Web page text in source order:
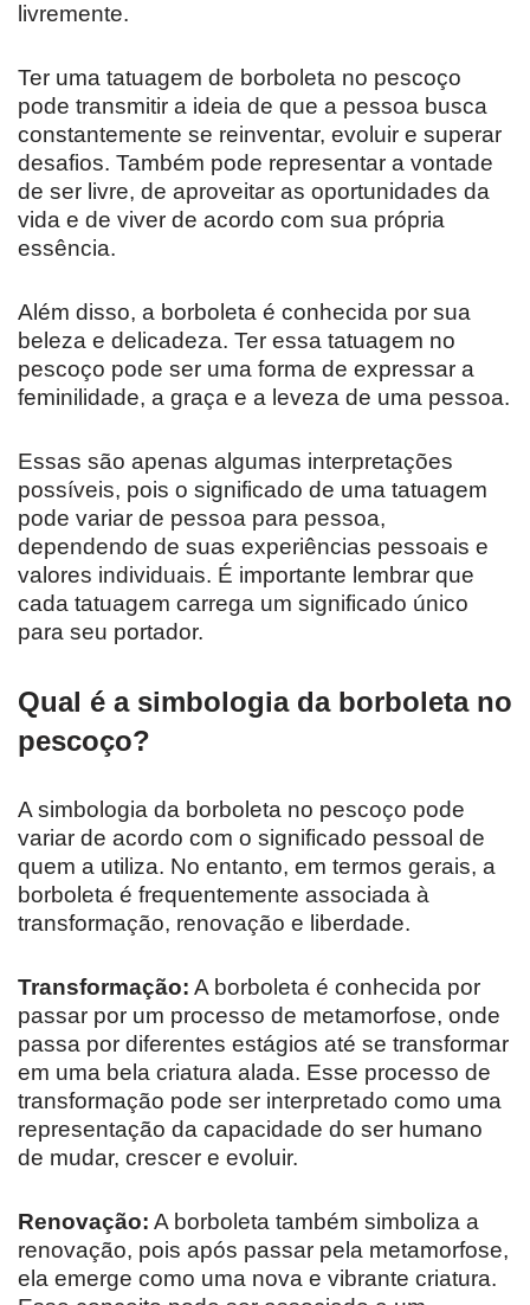
livremente.
Ter uma tatuagem de borboleta no pescoço
pode transmitir a ideia de que a pessoa busca
constantemente se reinventar, evoluir e superar
desafios. Também pode representar a vontade
de ser livre, de aproveitar as oportunidades da
vida e de viver de acordo com sua própria
essência.
Além disso, a borboleta é conhecida por sua
beleza e delicadeza. Ter essa tatuagem no
pescoço pode ser uma forma de expressar a
feminilidade, a graça e a leveza de uma pessoa.
Essas são apenas algumas interpretações
possíveis, pois o significado de uma tatuagem
pode variar de pessoa para pessoa,
dependendo de suas experiências pessoais e
valores individuais. É importante lembrar que
cada tatuagem carrega um significado único
para seu portador.
Qual é a simbologia da borboleta no
pescoço?
A simbologia da borboleta no pescoço pode
variar de acordo com o significado pessoal de
quem a utiliza. No entanto, em termos gerais, a
borboleta é frequentemente associada à
transformação, renovação e liberdade.
Transformação: A borboleta é conhecida por
passar por um processo de metamorfose, onde
passa por diferentes estágios até se transformar
em uma bela criatura alada. Esse processo de
transformação pode ser interpretado como uma
representação da capacidade do ser humano
de mudar, crescer e evoluir.
Renovação: A borboleta também simboliza a
renovação, pois após passar pela metamorfose,
ela emerge como uma nova e vibrante criatura.